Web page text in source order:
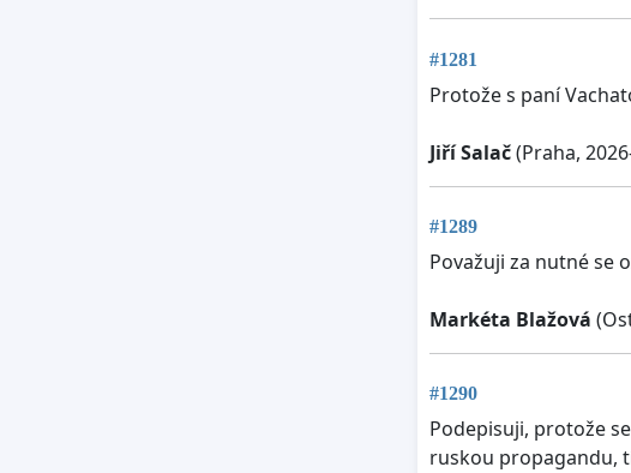
#1281
Protože s paní
Jiří Salač(Praha,
#1289
Považuji za nutné se
Markéta Blažová
#1290
Podepisuji, protože
ruskou propagandu,